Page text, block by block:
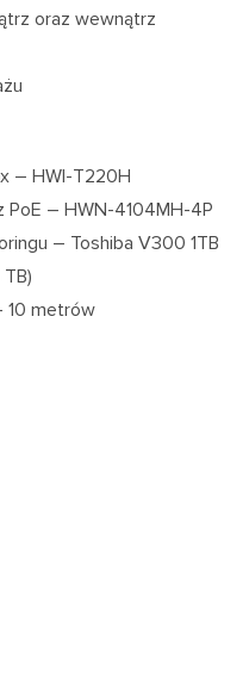
oraz wewnątrz
– HWI-T220H
PoE – HWN-4104MH-4P
– Toshiba V300 1TB
10 metrów